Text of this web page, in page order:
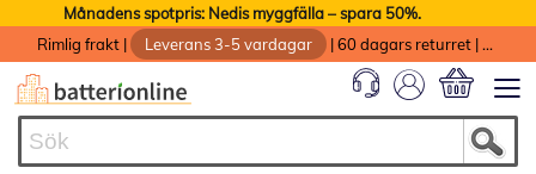
Månadens spotpris: Nedis myggfälla – spara 50%.
Rimlig frakt | Leverans 3-5 vardagar |60 dagars returret |